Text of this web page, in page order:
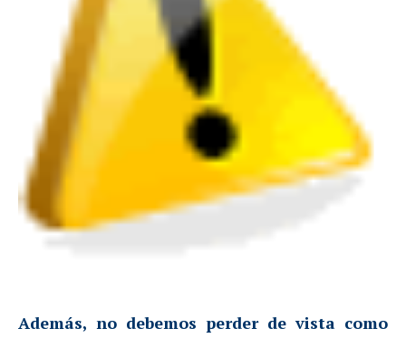
Además, no debemos perder de vista como